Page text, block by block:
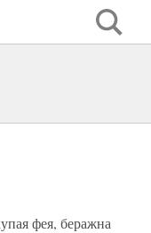
фея, беражна